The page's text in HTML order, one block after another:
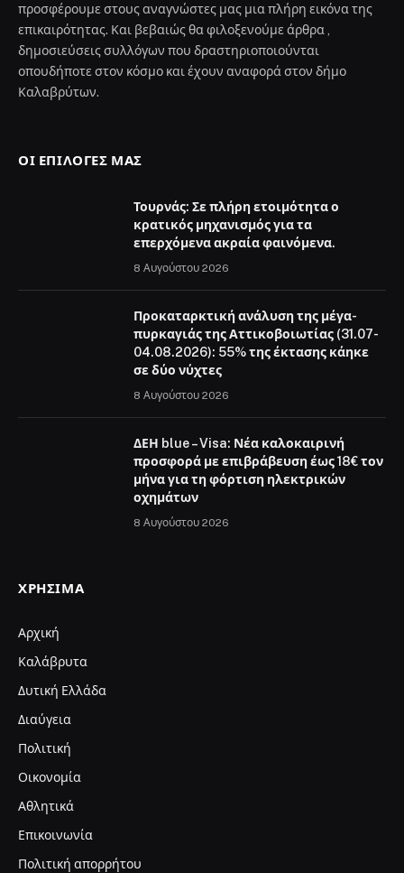
προσφέρουμε στους αναγνώστες μας μια πλήρη εικόνα της
επικαιρότητας. Και βεβαιώς θα φιλοξενούμε άρθρα ,
δημοσιεύσεις συλλόγων που δραστηριοποιούνται
οπουδήποτε στον κόσμο και έχουν αναφορά στον δήμο
Καλαβρύτων.
ΟΙ ΕΠΙΛΟΓΈΣ ΜΑΣ
Τουρνάς: Σε πλήρη ετοιμότητα ο
κρατικός μηχανισμός για τα
επερχόμενα ακραία φαινόμενα.
8 Αυγούστου 2026
Προκαταρκτική ανάλυση της μέγα-
πυρκαγιάς της Αττικοβοιωτίας (31.07-
04.08.2026): 55% της έκτασης κάηκε
σε δύο νύχτες
8 Αυγούστου 2026
ΔΕΗ blue – Visa: Νέα καλοκαιρινή
προσφορά με επιβράβευση έως 18€ τον
μήνα για τη φόρτιση ηλεκτρικών
οχημάτων
8 Αυγούστου 2026
ΧΡΉΣΙΜΑ
Αρχική
Καλάβρυτα
Δυτική Ελλάδα
Διαύγεια
Πολιτική
Οικονομία
Αθλητικά
Επικοινωνία
Πολιτική απορρήτου